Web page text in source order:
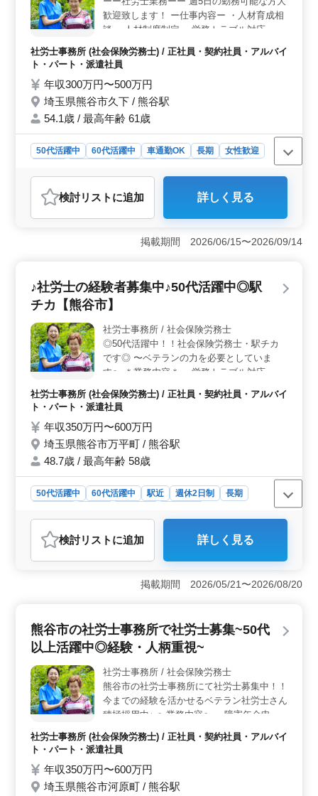
す。 ＜働きやすい環境＞ 週休2日制で、駅近のアク
セスが便利です。女性や中高年も活躍中のアットホーム
な職場です。福利厚生も充実しており、安心して働ける
環境が整っています。
歓迎致します！ ー仕事内容ー ・人材育成相
談 ・人材制度制定 ・労務トラブル対応 ・就
ポイントー ・車通勤可能(無料駐車場完備)
・50代女性活躍中 希望条件・待遇相談して
下さい！ 皆様のご応募お待ちしておりま
す！
社労士事務所 (社会保険労務士) / 正社員・契約社員・アルバイ
ト・パート・派遣社員
年収300万円〜500万円
埼玉県熊谷市久下 / 熊谷駅
54.1歳 / 最高年齢 61歳
50代活躍中 60代活躍中 車通勤OK 長期
女性歓迎
おすすめポイント
＜車通勤可の環境＞ 埼玉県熊谷市に位置する社労士事
務所です。熊谷駅から徒歩圏内で、車通勤も可能です。
無料駐車場完備で、通勤の負担を軽減します。周辺には
人材育成相談や労務トラブル対応、就業規則作成など、
幅広い業務に携わります。また、50代女性スタッフが積
す。さらに、社内研修やセミナー参加など、スキルアッ
プの機会も豊富です。 ＜働きやすい待遇＞ 週5日勤
務で、土日祝休みです。残業は月平均10時間程度で、ワ
ークライフバランスが取りやすい環境です。給与は年収
生も充実しており、健康面や生活面でのサポートが行き
届いています。
検討リスト に追加 詳しく見る
掲載期間 2026/06/15〜2026/09/14
♪社労士の経験者募集中♪50代活躍中◎駅
チカ【熊谷市】
社労士事務所 / 社会保険労務士
◎50代活躍中！！社会保険労務士・駅チカ
です◎ 〜ベテランの力を必要としていま
す〜 ＊業務内容＊ ・労務トラブル対応、就
業務関連 ・給与計算関連（時間外労働計
算、雇用保険料計算、社会保険料計算 所得
税計算） ・労働社会保険手続業務（労働社
会保険の適用、年度更新、算定基礎届） ・
年金相談業務（年金加入期間、受給資格確
関連、人材育成相談、人材制度制 等 ＊備考
＊ ・残業少なめ ・土日祝休み ・長年経験の
社労士事務所 (社会保険労務士) / 正社員・契約社員・アルバイ
ト・パート・派遣社員
年収350万円〜600万円
埼玉県熊谷市万平町 / 熊谷駅
48.7歳 / 最高年齢 58歳
50代活躍中 60代活躍中 駅近 週休2日制
長期
社労士事務所
おすすめポイント
＜ベテラン歓迎＞ 50代以上の経験豊富な社会保険労務
士を求めています。労務トラブル対応や就業規則作成、
給与計算、年金相談など、包括的な業務経験が活かせる
労務トラブル対応から就業規則作成、助成金業務、給与
計算、社会保険手続き、年金相談など多岐にわたる業務
会保険労務士業務が展開されます。土日祝休みで残業も
少なめ、働きやすい環境です。 ＜魅力的な条件＞
土日祝休みで残業も少なめです。長年の経験がある方を
優遇し、働きやすさを重視した環境です。実費支給の通
ます。
検討リスト に追加 詳しく見る
掲載期間 2026/05/21〜2026/08/20
熊谷市の社労士事務所で社労士募集~50代
以上活躍中◎経験・人柄重視~
社労士事務所 / 社会保険労務士
熊谷市の社労士事務所にて社労士募集中！！
今までの経験を活かせるベテラン社労士さん
積極採用中♪ 〜業務内容〜 ・障害年金申請
◎社会保険完備 ◎残業少なめ ◎交通費実費
支給 ◎完全週休2日制 ◎駅近 年齢よりスキ
ルや経験、人柄が選考対象です！ ぜひご応
募ください★
社労士事務所 (社会保険労務士) / 正社員・契約社員・アルバイ
ト・パート・派遣社員
年収350万円〜600万円
埼玉県熊谷市河原町 / 熊谷駅